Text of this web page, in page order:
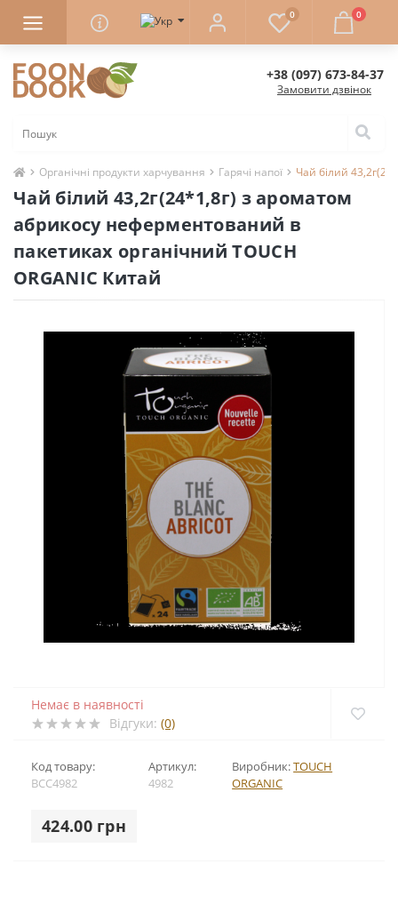
0 0
+38 (097) 673-84-37
Замовити дзвінок
Органічні продукти харчування Гарячі напої Чай білий
Чай білий 43,2г(24*1,8г) з ароматом
абрикосу неферментований в
пакетиках органічний TOUCH
ORGANIC Китай
Немає в наявності
Відгуки: (0)
Код товару:
BCC4982
Артикул:
4982
Виробник:TOUCH
ORGANIC
424.00 грн